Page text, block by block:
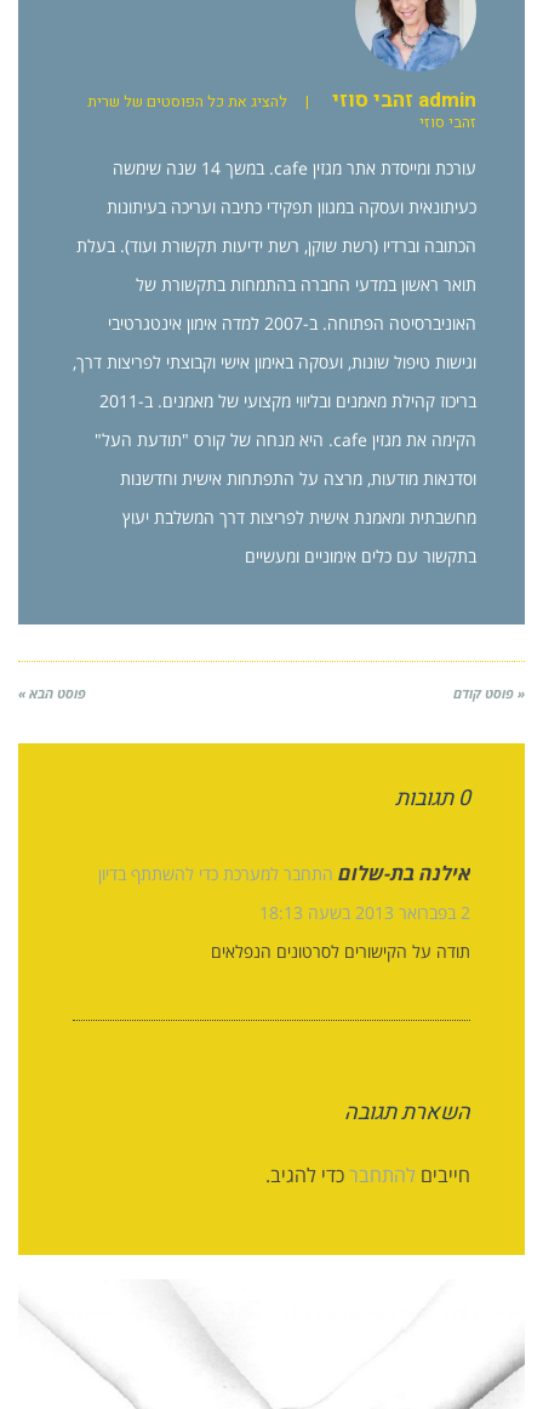
admin זהבי סוזי |
להציג את כל הפוסטים של שרית
זהבי סוזי
עורכת ומייסדת אתר מגזין cafe. במשך 14 שנה שימשה
כעיתונאית ועסקה במגוון תפקידי כתיבה ועריכה בעיתונות
הכתובה וברדיו (רשת שוקן, רשת ידיעות תקשורת ועוד). בעלת
תואר ראשון במדעי החברה בהתמחות בתקשורת של
האוניברסיטה הפתוחה. ב-2007 למדה אימון אינטגרטיבי
וגישות טיפול שונות, ועסקה באימון אישי וקבוצתי לפריצות דרך,
בריכוז קהילת מאמנים ובליווי מקצועי של מאמנים. ב-2011
הקימה את מגזין cafe. היא מנחה של קורס "תודעת העל"
וסדנאות מודעות, מרצה על התפתחות אישית וחדשנות
מחשבתית ומאמנת אישית לפריצות דרך המשלבת יעוץ
בתקשור עם כלים אימוניים ומעשיים
« פוסט קודם פוסט הבא »
0 תגובות
אילנה בת-שלום התחבר למערכת כדי להשתתף בדיון
2 בפברואר 2013 בשעה 18:13
תודה על הקישורים לסרטונים הנפלאים
השארת תגובה
חייבים להתחברכדי להגיב.